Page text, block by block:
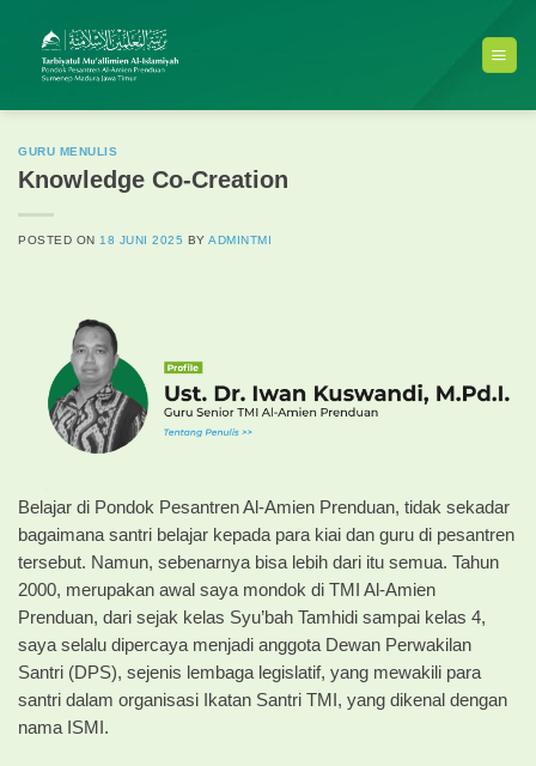
content
GURU MENULIS
Knowledge Co-Creation
POSTED ON 18 JUNI 2025 BYADMINTMI
Belajar di Pondok Pesantren Al-Amien Prenduan, tidak sekadar
bagaimana santri belajar kepada para kiai dan guru di pesantren
tersebut. Namun, sebenarnya bisa lebih dari itu semua. Tahun
2000, merupakan awal saya mondok di TMI Al-Amien
Prenduan, dari sejak kelas Syu’bah Tamhidi sampai kelas 4,
saya selalu dipercaya menjadi anggota Dewan Perwakilan
Santri (DPS), sejenis lembaga legislatif, yang mewakili para
santri dalam organisasi Ikatan Santri TMI, yang dikenal dengan
nama ISMI.